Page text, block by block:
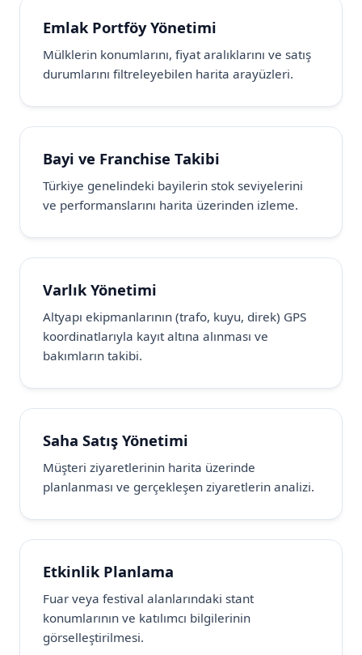
Emlak Portföy Yönetimi
Mülklerin konumlarını, fiyat aralıklarını ve satış
durumlarını filtreleyebilen harita arayüzleri.
Bayi ve Franchise Takibi
Türkiye genelindeki bayilerin stok seviyelerini
ve performanslarını harita üzerinden izleme.
Varlık Yönetimi
Altyapı ekipmanlarının (trafo, kuyu, direk) GPS
koordinatlarıyla kayıt altına alınması ve
bakımların takibi.
Saha Satış Yönetimi
Müşteri ziyaretlerinin harita üzerinde
planlanması ve gerçekleşen ziyaretlerin analizi.
Etkinlik Planlama
Fuar veya festival alanlarındaki stant
konumlarının ve katılımcı bilgilerinin
görselleştirilmesi.